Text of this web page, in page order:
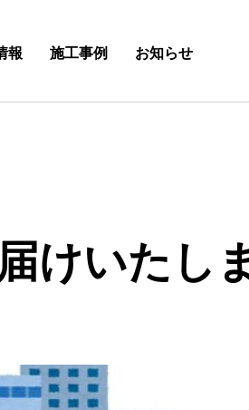
報 施工事例 お知らせ
けいたし